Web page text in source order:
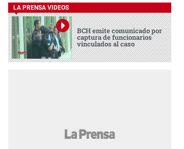
LA PRENSA VIDEOS
BCH emite comunicado por
captura de funcionarios
vinculados al caso